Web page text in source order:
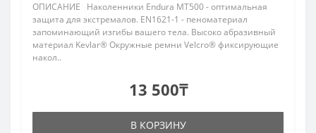
ОПИСАНИЕ Наколенники Endura MT500 - оптимальная
защита для экстремалов. EN1621-1 - пеноматериал
запоминающий изгибы вашего тела. Высоко абразивный
материал Kevlar® Окружные ремни Velcro® фиксирующие
накол..
13 500₸
В КОРЗИНУ